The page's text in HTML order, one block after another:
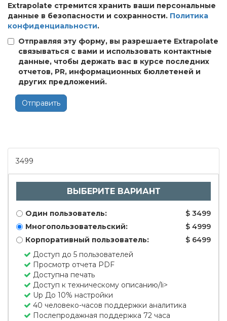
Extrapolate стремится хранить ваши персональные
данные в безопасности и сохранности. Политика
конфиденциальности.
Отправляя эту форму, вы разрешаете Extrapolate
связываться с вами и использовать контактные
данные, чтобы держать вас в курсе последних
отчетов, PR, информационных бюллетеней и
других предложений.
Отправить
3499
ВЫБЕРИТЕ ВАРИАНТ
Один пользователь:
$ 3499
Многопользовательский:
$ 4999
Корпоративный пользователь:
$ 6499
Доступ до 5 пользователей
Просмотр отчета PDF
Доступна печать
Доступ к техническому описанию/li>
Up До 10% настройки
40 человеко-часов поддержки аналитика
Послепродажная поддержка 72 часа